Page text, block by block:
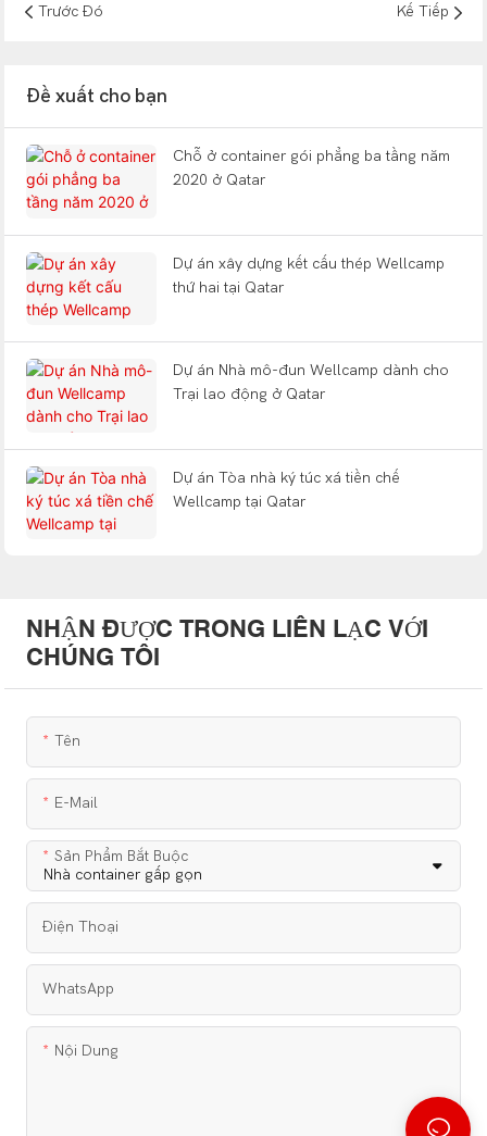
Trước Đó Kế Tiếp
Đề xuất cho bạn
Chỗ ở container gói phẳng ba tầng năm
2020 ở Qatar
Dự án xây dựng kết cấu thép Wellcamp
thứ hai tại Qatar
Dự án Nhà mô-đun Wellcamp dành cho
Trại lao động ở Qatar
Dự án Tòa nhà ký túc xá tiền chế
Wellcamp tại Qatar
NHẬN ĐƯỢC TRONG LIÊN LẠC VỚI
CHÚNG TÔI
Tên
E-Mail
Sản Phẩm Bắt Buộc
Điện Thoại
WhatsApp
Nội Dung